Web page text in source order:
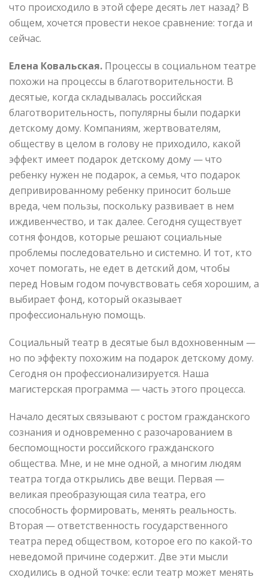
что происходило в этой сфере десять лет назад? В
общем, хочется провести некое сравнение: тогда и
сейчас.
Елена Ковальская. Процессы в социальном театре
похожи на процессы в благотворительности. В
десятые, когда складывалась российская
благотворительность, популярны были подарки
детскому дому. Компаниям, жертвователям,
обществу в целом в голову не приходило, какой
эффект имеет подарок детскому дому — что
ребенку нужен не подарок, а семья, что подарок
депривированному ребенку приносит больше
вреда, чем пользы, поскольку развивает в нем
иждивенчество, и так далее. Сегодня существует
сотня фондов, которые решают социальные
проблемы последовательно и системно. И тот, кто
хочет помогать, не едет в детский дом, чтобы
перед Новым годом почувствовать себя хорошим, а
выбирает фонд, который оказывает
профессиональную помощь.
Социальный театр в десятые был вдохновенным —
но по эффекту похожим на подарок детскому дому.
Сегодня он профессионализируется. Наша
магистерская программа — часть этого процесса.
Начало десятых связывают с ростом гражданского
сознания и одновременно с разочарованием в
беспомощности российского гражданского
общества. Мне, и не мне одной, а многим людям
театра тогда открылись две вещи. Первая —
великая преобразующая сила театра, его
способность формировать, менять реальность.
Вторая — ответственность государственного
театра перед обществом, которое его по какой-то
неведомой причине содержит. Две эти мысли
сходились в одной точке: если театр может менять